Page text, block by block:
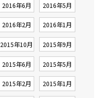
2016年6月 2016年5月
2016年2月 2016年1月
2015年10月 2015年9月
2015年6月 2015年5月
2015年2月 2015年1月